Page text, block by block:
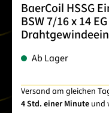
BaerCoil HSSG
BSW 7/16 x 14
Ab Lager
Versand am gleichen
4 Std. einer Minute und